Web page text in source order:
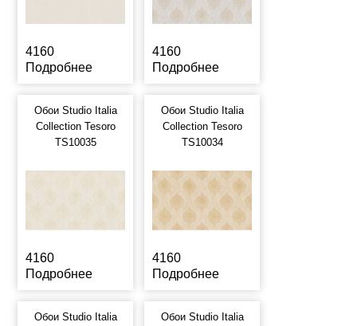
4160
Подробнее
4160
Подробнее
Обои Studio Italia
Collection Tesoro
TS10035
4160
Подробнее
Обои Studio Italia
Collection Tesoro
TS10034
4160
Подробнее
Обои Studio Italia
Обои Studio Italia